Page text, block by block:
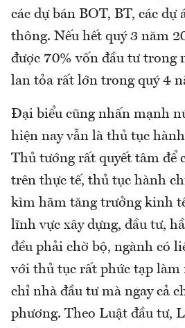
các dự bán BOT, BT, các dự
thông. Nếu hết quý 3 năm
được 70% vốn đầu tư trong
lan tỏa rất lớn trong quý 4
Đại biểu cũng nhấn mạnh
hiện nay vẫn là thủ tục
Thủ tướng rất quyết tâm để
trên thực tế, thủ tục hành
kìm hãm tăng trưởng kinh
lĩnh vực xây dựng, đầu tư,
đều phải chờ bộ, ngành có
với thủ tục rất phức tạp làm
chỉ nhà đầu tư mà ngay cả
phương. Theo Luật đầu tư,